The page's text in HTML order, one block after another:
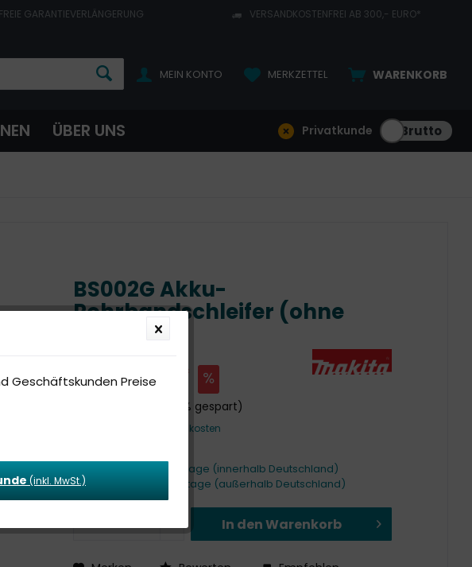
GARANTIEVERLÄNGERUNG VERSANDKOSTENFREI AB 300,- EURO*
WARENKORB
MERKZETTEL
MEIN KONTO
ÜBER UNS Privatkunde
BS002G Akku-
Rohrbandschleifer (ohne
638,00 € *
(8,35% gespart)
zzgl. Versandkosten
Lieferzeit ca. 1-4 Werktage (innerhalb Deutschland)
Lieferzeit ca. 3-7 Werktage (außerhalb Deutschland)
In denWarenkorb
Geschäftskunden Preise
(inkl. MwSt.)